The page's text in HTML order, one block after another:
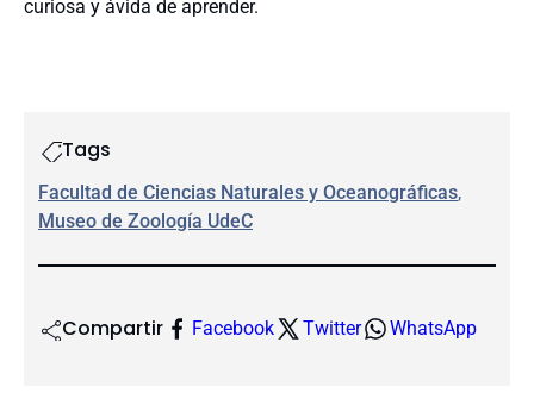
curiosa y ávida de aprender.
Tags
Facultad de Ciencias Naturales y Oceanográficas
Museo de Zoología UdeC
Compartir Facebook Twitter WhatsApp